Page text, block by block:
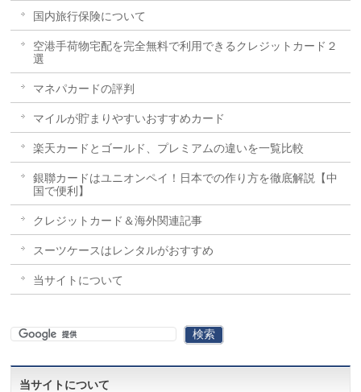
国内旅行保険について
空港手荷物宅配を完全無料で利用できるクレジットカード２
選
マネパカードの評判
マイルが貯まりやすいおすすめカード
楽天カードとゴールド、プレミアムの違いを一覧比較
銀聯カードはユニオンペイ！日本での作り方を徹底解説【中
国で便利】
クレジットカード＆海外関連記事
スーツケースはレンタルがおすすめ
当サイトについて
当サイトについて